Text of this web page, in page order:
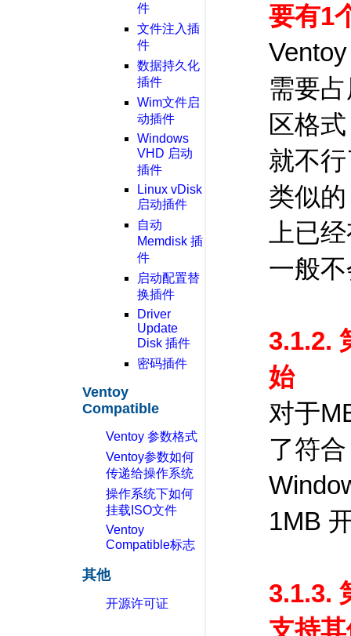
件
文件注入插
件
数据持久化
插件
Wim文件启
动插件
Windows
VHD 启动
插件
Linux vDisk
启动插件
自动
Memdisk 插
件
启动配置替
换插件
Driver
Update
Disk 插件
密码插件
Ventoy
Compatible
Ventoy 参数格式
Ventoy参数如何
传递给操作系统
操作系统下如何
挂载ISO文件
Ventoy
Compatible标志
其他
开源许可证
要有1
需要
区格
就不
类似
上已
一般
3.1.2.
始
对于
了符
1MB
3.1.3.
支持